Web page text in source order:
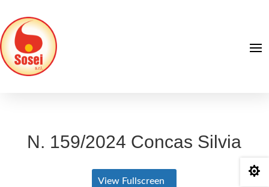
N. 159/2024 Concas Silvia
View Fullscreen
